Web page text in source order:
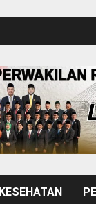
KESEHATAN